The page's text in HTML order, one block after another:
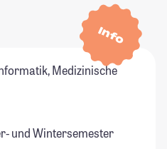
Info
Medizinische
und Wintersemester